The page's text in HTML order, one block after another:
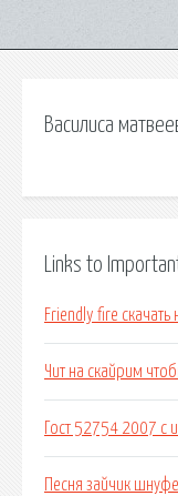
Василиса
Links to
Friendly fire скачать
Чит на скайрим
Гост 52754 2007 с
Песня зайчик